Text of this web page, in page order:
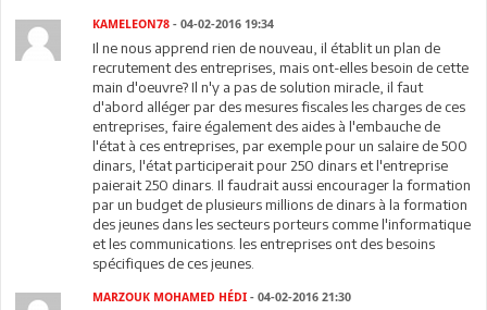
KAMELEON78 - 04-02-2016 19:34
Il ne nous apprend rien de nouveau, il établit un plan de
recrutement des entreprises, mais ont-elles besoin de cette
main d'oeuvre? Il n'y a pas de solution miracle, il faut
d'abord alléger par des mesures fiscales les charges de ces
entreprises, faire également des aides à l'embauche de
l'état à ces entreprises, par exemple pour un salaire de 500
dinars, l'état participerait pour 250 dinars et l'entreprise
paierait 250 dinars. Il faudrait aussi encourager la formation
par un budget de plusieurs millions de dinars à la formation
des jeunes dans les secteurs porteurs comme l'informatique
et les communications. les entreprises ont des besoins
spécifiques de ces jeunes.
MARZOUK MOHAMED HÉDI - 04-02-2016 21:30